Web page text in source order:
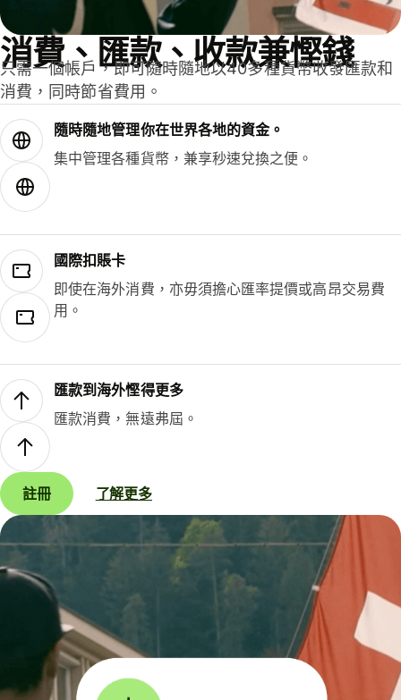
消費、匯款、收款兼慳錢
只需一個帳戶，即可隨時隨地以40多種貨幣收發匯款和
消費，同時節省費用。
隨時隨地管理你在世界各地的資金。
集中管理各種貨幣，兼享秒速兌換之便。
國際扣賬卡
即使在海外消費，亦毋須擔心匯率提價或高昂交易費
用。
匯款到海外慳得更多
匯款消費，無遠弗屆。
註冊 了解更多